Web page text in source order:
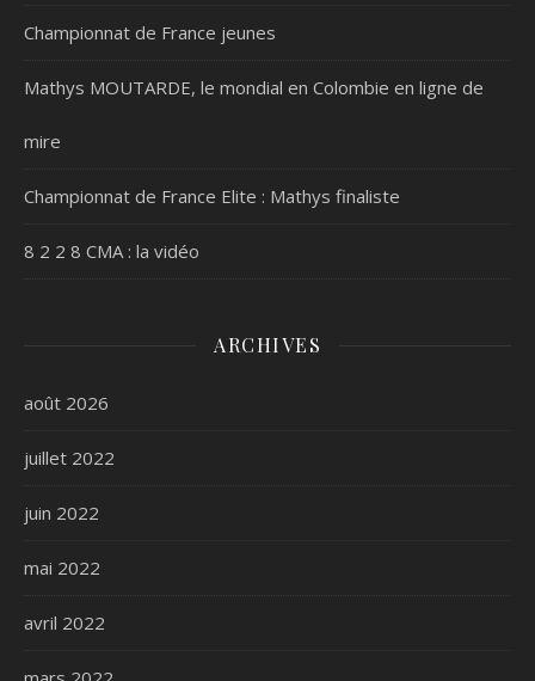
Championnat de France jeunes
Mathys MOUTARDE, le mondial en Colombie en ligne de
mire
Championnat de France Elite : Mathys finaliste
8 2 2 8 CMA : la vidéo
ARCHIVES
août 2026
juillet 2022
juin 2022
mai 2022
avril 2022